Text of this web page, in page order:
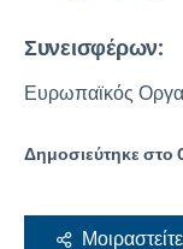
Συνεισφέρων:
Ευρωπαϊκός
Δημοσιεύτηκε στο